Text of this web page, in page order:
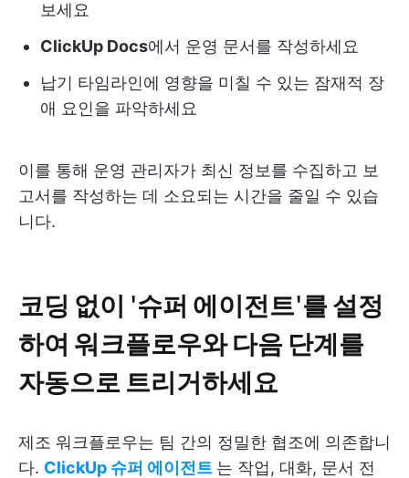
보세요
ClickUp Docs에서 운영 문서를 작성하세요
납기 타임라인에 영향을 미칠 수 있는 잠재적 장
애 요인을 파악하세요
이를 통해 운영 관리자가 최신 정보를 수집하고 보
고서를 작성하는 데 소요되는 시간을 줄일 수 있습
니다.
코딩 없이 '슈퍼 에이전트'를 설정
하여 워크플로우와 다음 단계를
자동으로 트리거하세요
제조 워크플로우는 팀 간의 정밀한 협조에 의존합니
다. ClickUp 슈퍼 에이전트 는 작업, 대화, 문서 전